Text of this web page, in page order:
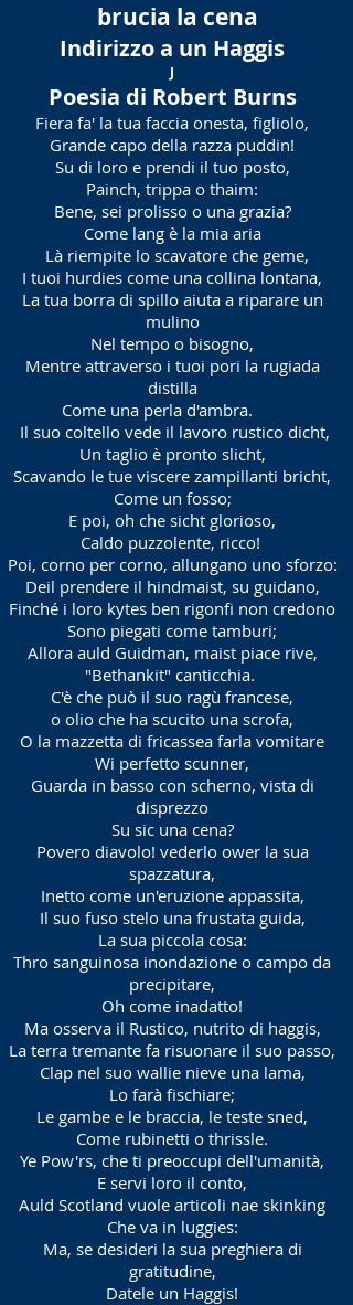
brucia la cena
Indirizzo a un Haggis
J
Poesia di Robert Burns
Fiera fa' la tua faccia onesta, figliolo,
Grande capo della razza puddin!
Su di loro e prendi il tuo posto,
Painch, trippa o thaim:
Bene, sei prolisso o una grazia?
Come lang è la mia aria
Là riempite lo scavatore che geme,
I tuoi hurdies come una collina lontana,
La tua borra di spillo aiuta a riparare un
mulino
Nel tempo o bisogno,
Mentre attraverso i tuoi pori la rugiada
distilla
Come una perla d'ambra.
Il suo coltello vede il lavoro rustico dicht,
Un taglio è pronto slicht,
Scavando le tue viscere zampillanti bricht,
Come un fosso;
E poi, oh che sicht glorioso,
Caldo puzzolente, ricco!
Poi, corno per corno, allungano uno sforzo:
Deil prendere il hindmaist, su guidano,
Finché i loro kytes ben rigonfi non credono
Sono piegati come tamburi;
Allora auld Guidman, maist piace rive,
"Bethankit" canticchia.
C'è che può il suo ragù francese,
o olio che ha scucito una scrofa,
O la mazzetta di fricassea farla vomitare
Wi perfetto scunner,
Guarda in basso con scherno, vista di
disprezzo
Su sic una cena?
Povero diavolo! vederlo ower la sua
spazzatura,
Inetto come un'eruzione appassita,
Il suo fuso stelo una frustata guida,
La sua piccola cosa:
Thro sanguinosa inondazione o campo da
precipitare,
Oh come inadatto!
Ma osserva il Rustico, nutrito di haggis,
La terra tremante fa risuonare il suo passo,
Clap nel suo wallie nieve una lama,
Lo farà fischiare;
Le gambe e le braccia, le teste sned,
Come rubinetti o thrissle.
Ye Pow'rs, che ti preoccupi dell'umanità,
E servi loro il conto,
Auld Scotland vuole articoli nae skinking
Che va in luggies:
Ma, se desideri la sua preghiera di
gratitudine,
Datele un Haggis!